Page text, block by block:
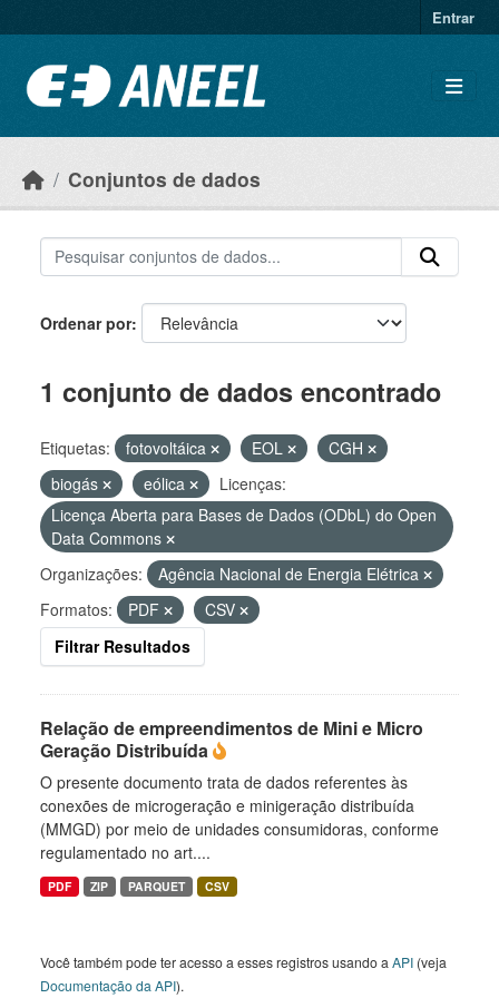
Entrar
Conjuntos de dados
Ordenar por
1 conjunto de dados encontrado
Etiquetas: fotovoltáica EOL
CGH
biogás
eólica
Licenças:
Licença Aberta para Bases de Dados (ODbL) do Open
Data Commons
Organizações:
Agência Nacional de Energia Elétrica
Formatos:
PDF
CSV
Filtrar Resultados
Relação de empreendimentos de Mini e Micro
Geração Distribuída
O presente documento trata de dados referentes às
conexões de microgeração e minigeração distribuída
(MMGD) por meio de unidades consumidoras, conforme
regulamentado no art....
PDF ZIP PARQUET CSV
Você também pode ter acesso a esses registros usando a API (veja
Documentação da API).